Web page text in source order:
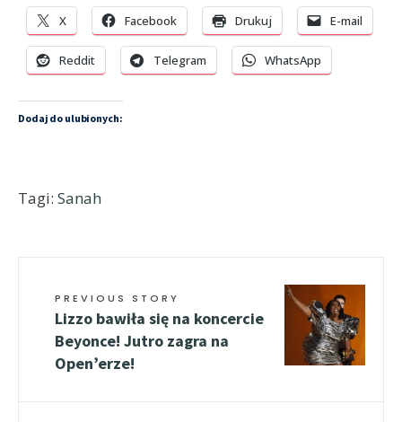
X Facebook Drukuj E-mail
Reddit Telegram WhatsApp
Dodaj do ulubionych:
Tagi: Sanah
PREVIOUS STORY
Lizzo bawiła się na koncercie
Beyonce! Jutro zagra na
Open’erze!